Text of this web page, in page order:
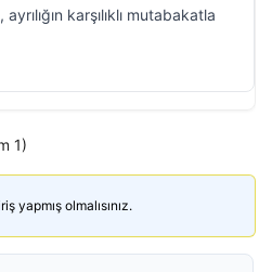
karşılıklı mutabakatla
1)
yapmış olmalısınız.